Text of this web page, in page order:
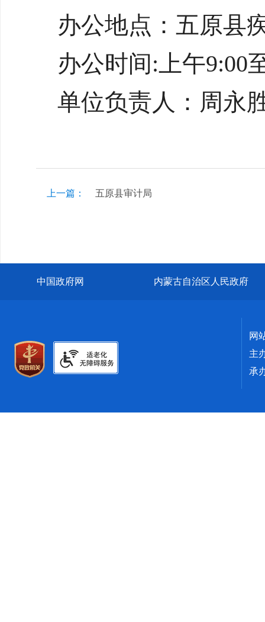
办公地点：五原县
办公时间:上午9:00
单位负责人：周永
上一篇： 五原县审计局
中国政府网 内蒙古自治区人民政府
网
主
承